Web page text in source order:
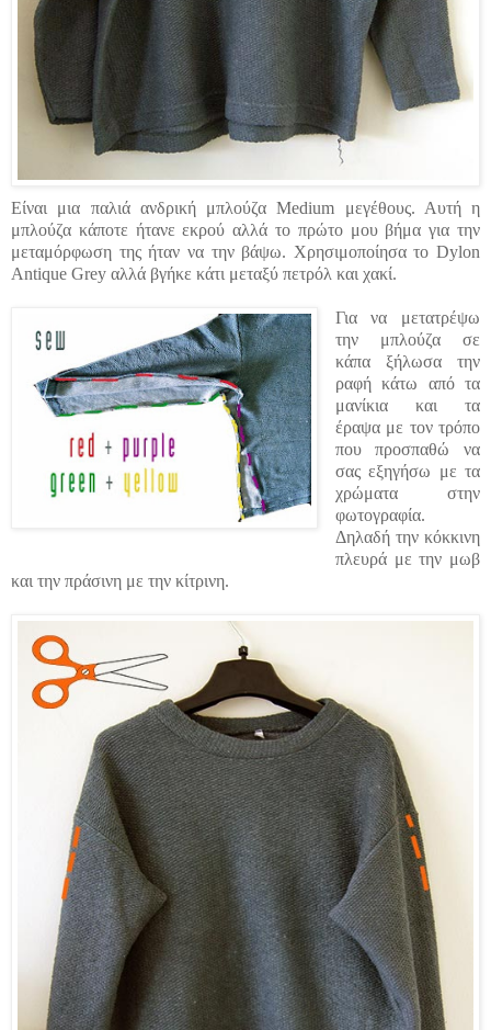
Είναι μια παλιά ανδρική μπλούζα Μedium μεγέθους. Αυτή η
μπλούζα κάποτε ήτανε εκρού αλλά το πρώτο μου βήμα για την
μεταμόρφωση της ήταν να την βάψω. Χρησιμοποίησα το Dylon
Antique Grey αλλά βγήκε κάτι μεταξύ πετρόλ και χακί.
Για να μετατρέψω
την μπλούζα σε
κάπα ξήλωσατην
ραφή κάτω από τα
μανίκια και τα
έραψα με τον τρόπο
που προσπαθώ να
σας εξηγήσω με τα
χρώματα στην
φωτογραφία.
Δηλαδή την κόκκινη
πλευρά με την μωβ
και την πράσινη με την κίτρινη.